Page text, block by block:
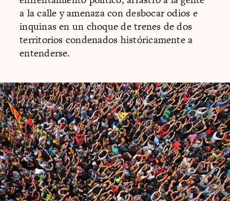
a la calle y amenaza con desbocar odios e
inquinas en un choque de trenes de dos
territorios condenados históricamente a
entenderse.